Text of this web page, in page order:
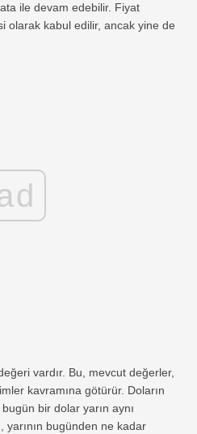
ile devam edebilir. Fiyat
olarak kabul edilir, ancak yine de
vardır. Bu, mevcut değerler,
kavramına götürür. Doların
bir dolar yarın aynı
yarının bugünden ne kadar